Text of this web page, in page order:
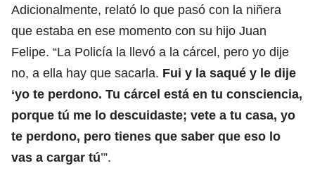
Adicionalmente, relató lo que pasó con la niñera
que estaba en ese momento con su hijo Juan
Felipe. “La Policía la llevó a la cárcel, pero yo dije
no, a ella hay que sacarla. Fui y la saqué y le dije
‘yo te perdono. Tu cárcel está en tu consciencia,
porque tú me lo descuidaste; vete a tu casa, yo
te perdono, pero tienes que saber que eso lo
vas a cargar tú’”.